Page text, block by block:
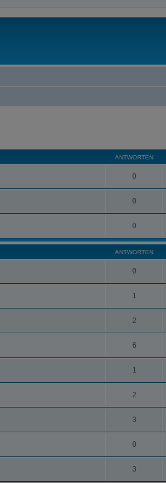
ANTWORTEN
0
0
0
ANTWORTEN
0
1
2
6
1
2
3
0
3